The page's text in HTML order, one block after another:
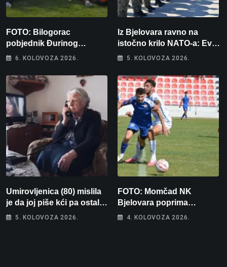
FOTO: Bilogorac
pobjednik Đurinog
memorijala
6. KOLOVOZA 2026.
Iz Bjelovara ravno na
istočno krilo NATO-a: Evo
kamo odlazi 82 hrvatska
5. KOLOVOZA 2026.
Umirovljenica (80) mislila
je da joj piše kći pa ostala
bez 1000 eura
5. KOLOVOZA 2026.
FOTO: Momčad NK
Bjelovara poprima
jesenski izgled
4. KOLOVOZA 2026.